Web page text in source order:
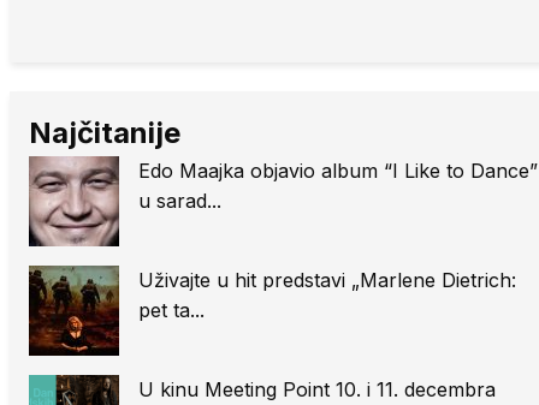
Najčitanije
Edo Maajka objavio album “I Like to Dance”
u sarad...
Uživajte u hit predstavi „Marlene Dietrich:
pet ta...
U kinu Meeting Point 10. i 11. decembra